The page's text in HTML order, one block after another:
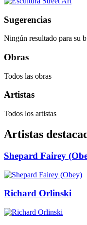
Sugerencias
Ningún resultado para su
Obras
Todos las obras
Artistas
Todos los artistas
Artistas
Shepard Fairey
Richard Orlinski